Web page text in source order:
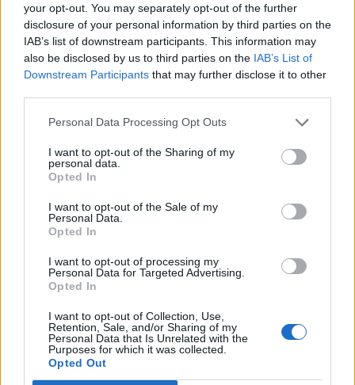
your opt-out. You may separately opt-out of the further
disclosure of your personal information by third parties on the
IAB’s list of downstream participants. This information may
also be disclosed by us to third parties on the IAB’s List of
Downstream Participants that may further disclose it to other
Personal Data Processing Opt Outs
I want to opt-out of the Sharing of my
personal data.
Opted In
I want to opt-out of the Sale of my
Personal Data.
Opted In
I want to opt-out of processing my
Personal Data for Targeted Advertising.
Opted In
I want to opt-out of Collection, Use,
Retention, Sale, and/or Sharing of my
Personal Data that Is Unrelated with the
Purposes for which it was collected.
Opted Out
Επιστρέφει το Φεστιβάλ Μουσικής Δωματίου Χανίων
09:19
Πειραιάς: Κορυφώνεται η έξοδος του Αυγούστου
ΠΕΡΙΣΣΟΤΕΡΑ
ΣΧΕΤΙΚA AΡΘΡΑ
Κάρπαθος: Παλιά πυρομαχικά εντοπίστηκαν στο
ΕΛΛAΔΑ 11:12